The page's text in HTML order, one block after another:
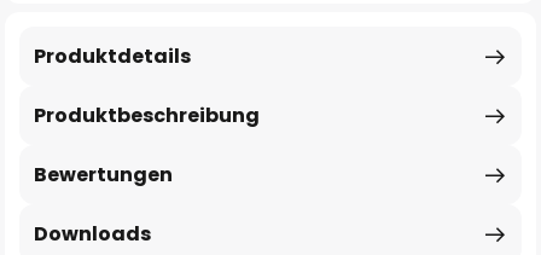
Produktbeschreibung
Produktdetails
Bewertungen
Downloads